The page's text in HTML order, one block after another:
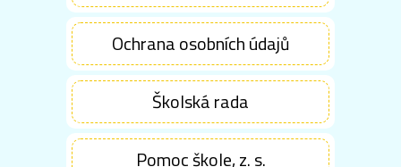
Ochrana osobních údajů
Školská rada
Pomoc škole, z. s.